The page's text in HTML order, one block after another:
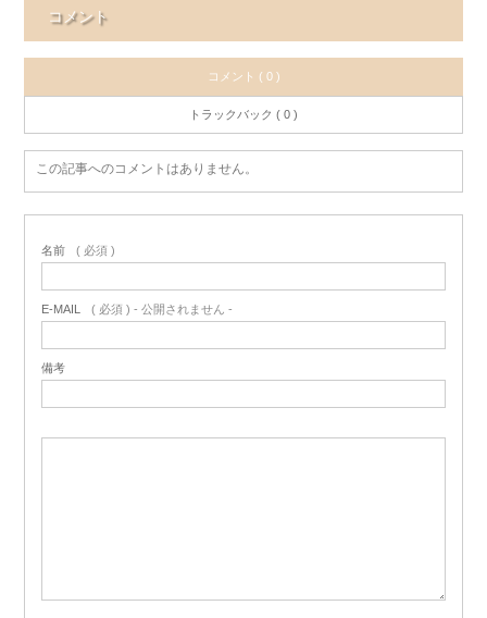
コメント
コメント ( 0 )
トラックバック ( 0 )
この記事へのコメントはありません。
名前 ( 必須 )
E-MAIL ( 必須 ) - 公開されません -
備考